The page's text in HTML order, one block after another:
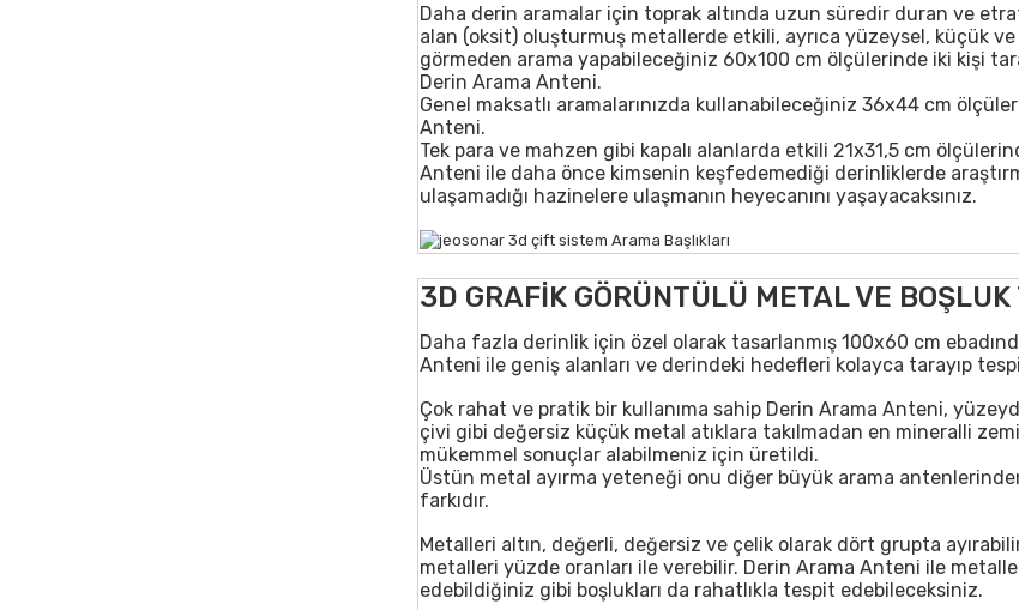
Daha derin aramalar için toprak altında uzun süredir duran ve
alan (oksit) oluşturmuş metallerde etkili, ayrıca yüzeysel, küçük ve
görmeden arama yapabileceğiniz 60x100 cm ölçülerinde iki kişi
Derin Arama Anteni.
Genel maksatlı aramalarınızda kullanabileceğiniz 36x44 cm
Anteni.
Tek para ve mahzen gibi kapalı alanlarda etkili 21x31,5 cm
Anteni ile daha önce kimsenin keşfedemediği derinliklerde
ulaşamadığı hazinelere ulaşmanın heyecanını yaşayacaksınız.
3D GRAFİK GÖRÜNTÜLÜ METAL VE
Daha fazla derinlik için özel olarak tasarlanmış 100x60 cm
Anteni ile geniş alanları ve derindeki hedefleri kolayca tarayıp
Çok rahat ve pratik bir kullanıma sahip Derin Arama Anteni,
çivi gibi değersiz küçük metal atıklara takılmadan en mineralli
mükemmel sonuçlar alabilmeniz için üretildi.
Üstün metal ayırma yeteneği onu diğer büyük arama
farkıdır.
Metalleri altın, değerli, değersiz ve çelik olarak dört grupta
metalleri yüzde oranları ile verebilir. Derin Arama Anteni ile
edebildiğiniz gibi boşlukları da rahatlıkla tespit edebileceksiniz.